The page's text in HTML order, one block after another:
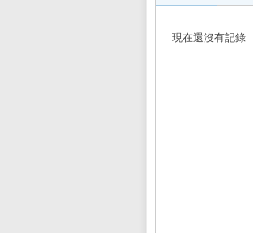
現在還沒有記錄